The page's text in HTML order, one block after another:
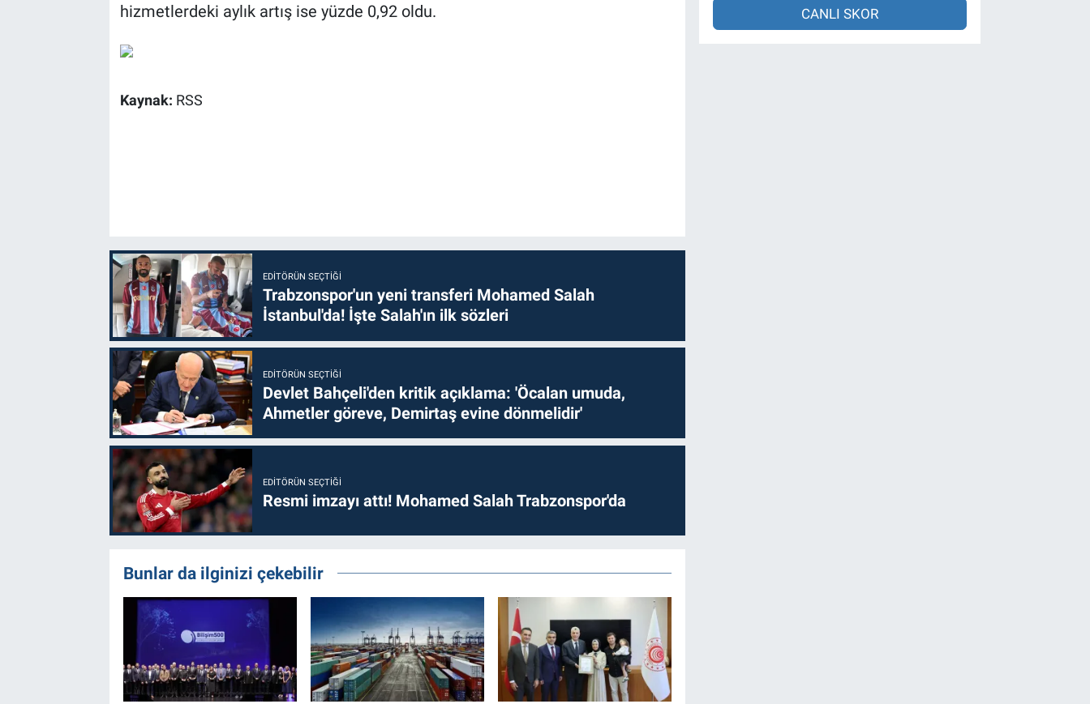
hizmetlerdeki aylık artış ise yüzde 0,92 oldu.
Kaynak: RSS
EDITÖRÜN SEÇTIĞI
Trabzonspor'un yeni transferi Mohamed Salah
İstanbul'da! İşte Salah'ın ilk sözleri
EDITÖRÜN SEÇTIĞI
Devlet Bahçeli'den kritik açıklama: 'Öcalan umuda,
Ahmetler göreve, Demirtaş evine dönmelidir'
EDITÖRÜN SEÇTIĞI
Resmi imzayı attı! Mohamed Salah Trabzonspor'da
Bunlar da ilginizi çekebilir
CANLI SKOR